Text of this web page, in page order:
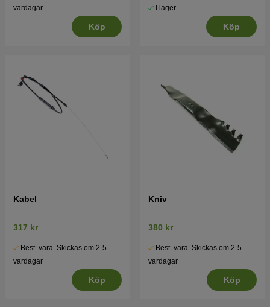
vardagar
Köp
I lager
Köp
Kabel
317 kr
Best. vara. Skickas om 2-5
vardagar
Köp
Kniv
380 kr
Best. vara. Skickas om 2-5
vardagar
Köp